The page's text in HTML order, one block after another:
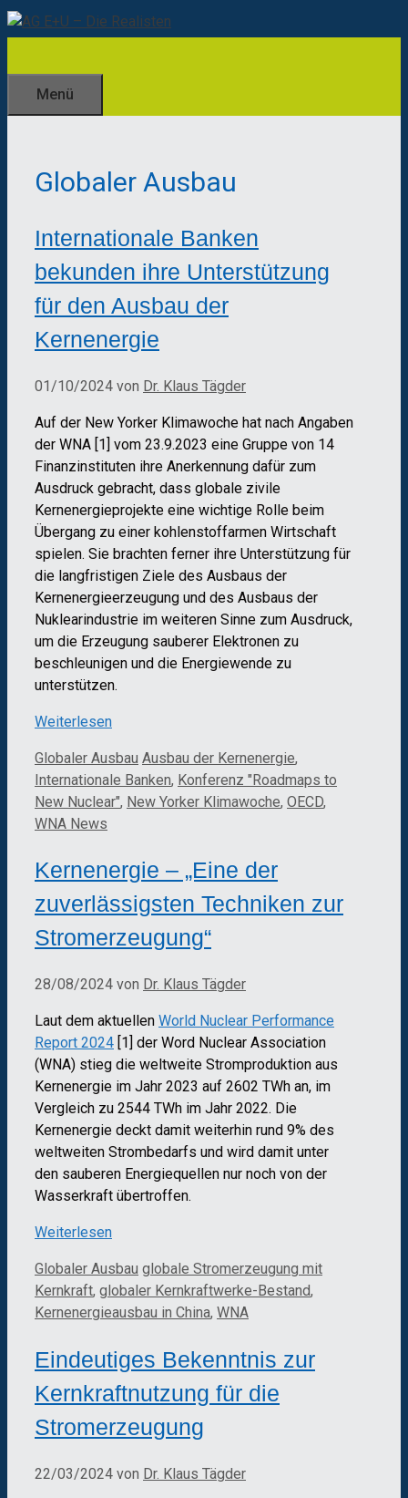
Zum
Inhalt
Menü
Globaler Ausbau
Internationale Banken
bekunden ihre Unterstützung
für den Ausbau der
Kernenergie
01/10/2024 von Dr. Klaus Tägder
Auf der New Yorker Klimawoche hat nach Angaben
der WNA [1] vom 23.9.2023 eine Gruppe von 14
Finanzinstituten ihre Anerkennung dafür zum
Ausdruck gebracht, dass globale zivile
Kernenergieprojekte eine wichtige Rolle beim
Übergang zu einer kohlenstoffarmen Wirtschaft
spielen. Sie brachten ferner ihre Unterstützung für
die langfristigen Ziele des Ausbaus der
Kernenergieerzeugung und des Ausbaus der
Nuklearindustrie im weiteren Sinne zum Ausdruck,
um die Erzeugung sauberer Elektronen zu
beschleunigen und die Energiewende zu
unterstützen.
Weiterlesen
Kategorien
Globaler Ausbau Schlagwörter
Ausbau der Kernenergie,
Internationale Banken, Konferenz "Roadmaps to
New Nuclear", New Yorker Klimawoche, OECD,
WNA News
Kernenergie – „Eine der
zuverlässigsten Techniken zur
Stromerzeugung“
28/08/2024 von Dr. Klaus Tägder
Laut dem aktuellen World Nuclear Performance
Report 2024 [1] der Word Nuclear Association
(WNA) stieg die weltweite Stromproduktion aus
Kernenergie im Jahr 2023 auf 2602 TWh an, im
Vergleich zu 2544 TWh im Jahr 2022. Die
Kernenergie deckt damit weiterhin rund 9% des
weltweiten Strombedarfs und wird damit unter
den sauberen Energiequellen nur noch von der
Wasserkraft übertroffen.
Weiterlesen
Kategorien
Globaler Ausbau Schlagwörter
globale Stromerzeugung mit
Kernkraft, globaler Kernkraftwerke-Bestand,
Kernenergieausbau in China, WNA
Eindeutiges Bekenntnis zur
Kernkraftnutzung für die
Stromerzeugung
22/03/2024 von Dr. Klaus Tägder